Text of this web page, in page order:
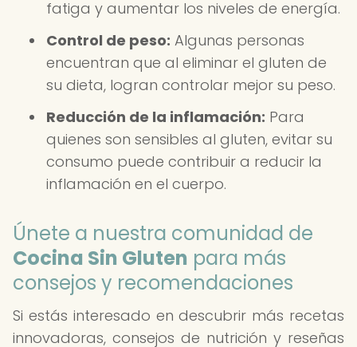
fatiga y aumentar los niveles de energía.
Control de peso: Algunas personas
encuentran que al eliminar el gluten de
su dieta, logran controlar mejor su peso.
Reducción de la inflamación: Para
quienes son sensibles al gluten, evitar su
consumo puede contribuir a reducir la
inflamación en el cuerpo.
Únete a nuestra comunidad de
Cocina Sin Gluten para más
consejos y recomendaciones
Si estás interesado en descubrir más recetas
innovadoras, consejos de nutrición y reseñas